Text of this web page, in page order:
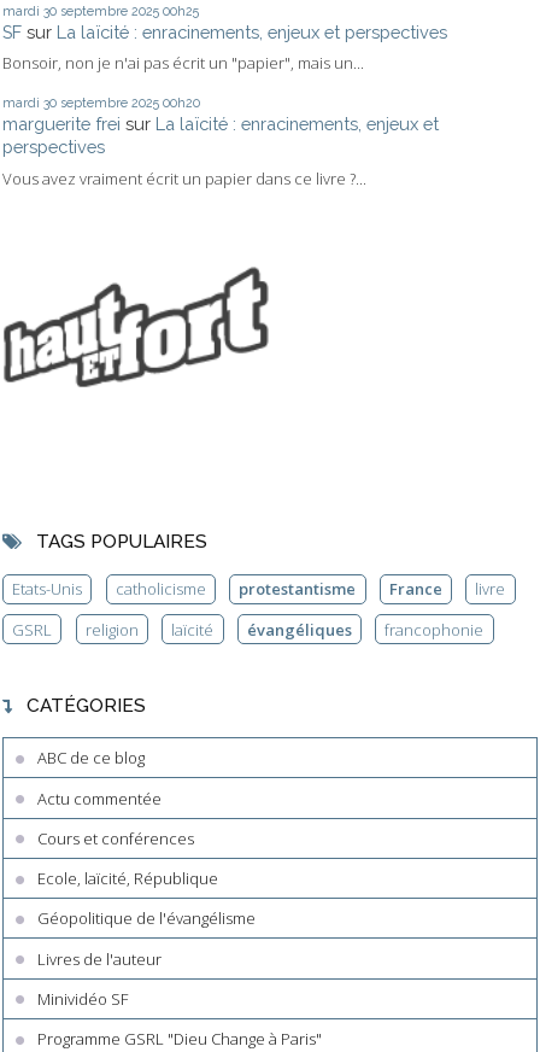
mardi 30 septembre 2025 00h25
SF sur La laïcité : enracinements, enjeux et perspectives
Bonsoir, non je n'ai pas écrit un "papier", mais un...
mardi 30 septembre 2025 00h20
marguerite frei sur La laïcité : enracinements, enjeux et
perspectives
Vous avez vraiment écrit un papier dans ce livre ?...
TAGS POPULAIRES
Etats-Unis catholicisme protestantisme France
livre
GSRL
religion laïcité évangéliques francophonie
CATÉGORIES
ABC de ce blog
Actu commentée
Cours et conférences
Ecole, laïcité, République
Géopolitique de l'évangélisme
Livres de l'auteur
Minividéo SF
Programme GSRL "Dieu Change à Paris"